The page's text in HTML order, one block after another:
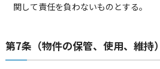
関して責任を負わないものとする。
第7条（物件の保管、使用、維持）